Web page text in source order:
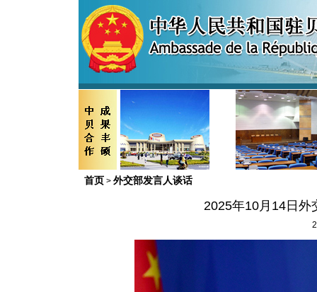
首页 > 外交部发言人谈话
2025年10月14日外